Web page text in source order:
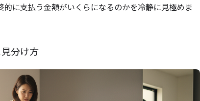
に支払う金額がいくらになるのかを冷静に見極めま
分け方